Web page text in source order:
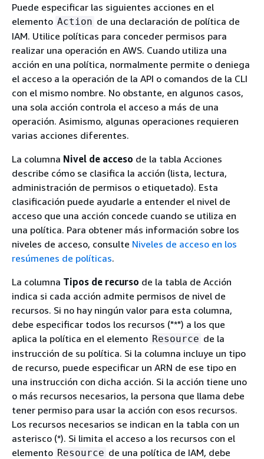
Puede especificar las siguientes acciones en el
elemento Action de una declaración de política de
IAM. Utilice políticas para conceder permisos para
realizar una operación en AWS. Cuando utiliza una
acción en una política, normalmente permite o deniega
el acceso a la operación de la API o comandos de la CLI
con el mismo nombre. No obstante, en algunos casos,
una sola acción controla el acceso a más de una
operación. Asimismo, algunas operaciones requieren
varias acciones diferentes.
La columna Nivel de acceso de la tabla Acciones
describe cómo se clasifica la acción (lista, lectura,
administración de permisos o etiquetado). Esta
clasificación puede ayudarle a entender el nivel de
acceso que una acción concede cuando se utiliza en
una política. Para obtener más información sobre los
niveles de acceso, consulte Niveles de acceso en los
resúmenes de políticas.
La columna Tipos de recurso de la tabla de Acción
indica si cada acción admite permisos de nivel de
recursos. Si no hay ningún valor para esta columna,
debe especificar todos los recursos ("*") a los que
aplica la política en el elemento Resource de la
instrucción de su política. Si la columna incluye un tipo
de recurso, puede especificar un ARN de ese tipo en
una instrucción con dicha acción. Si la acción tiene uno
o más recursos necesarios, la persona que llama debe
tener permiso para usar la acción con esos recursos.
Los recursos necesarios se indican en la tabla con un
asterisco (*). Si limita el acceso a los recursos con el
elemento Resource de una política de IAM, debe